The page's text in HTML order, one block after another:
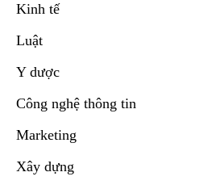
Kinh tế
Luật
Y dược
Công nghệ thông tin
Marketing
Xây dựng